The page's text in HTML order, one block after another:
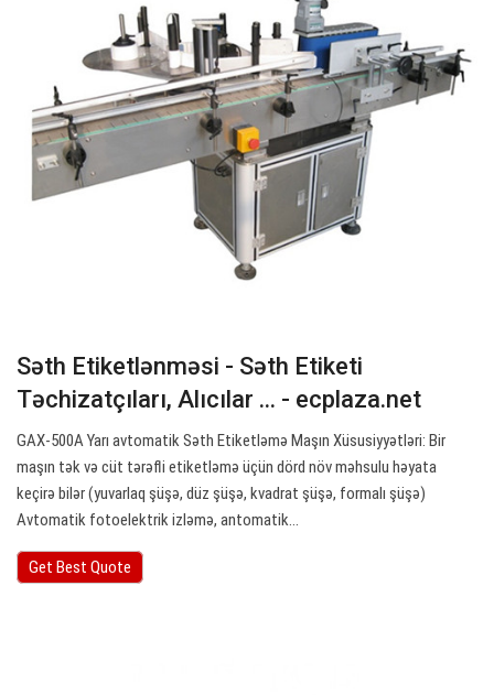
Səth Etiketlənməsi - Səth Etiketi
Təchizatçıları, Alıcılar ... - ecplaza.net
GAX-500A Yarı avtomatik Səth Etiketləmə Maşın Xüsusiyyətləri: Bir
maşın tək və cüt tərəfli etiketləmə üçün dörd növ məhsulu həyata
keçirə bilər (yuvarlaq şüşə, düz şüşə, kvadrat şüşə, formalı şüşə)
Avtomatik fotoelektrik izləmə, antomatik…
Get Best Quote